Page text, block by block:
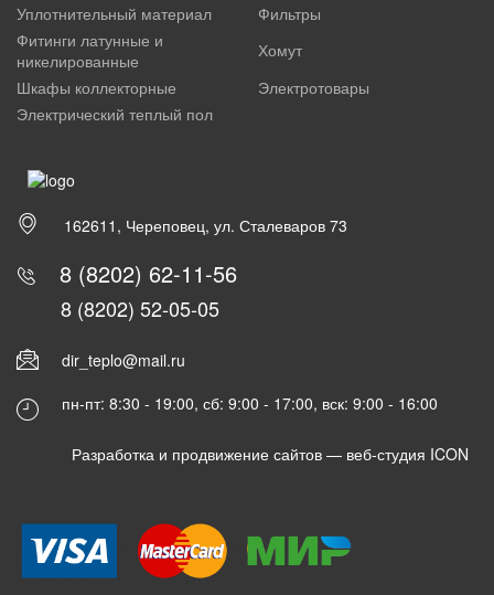
Уплотнительный материал
Фильтры
Фитинги латунные и
никелированные
Хомут
Шкафы коллекторные
Электротовары
Электрический теплый пол
162611, Череповец, ул. Сталеваров 73
8 (8202) 62-11-56
8 (8202) 52-05-05
dir_teplo@mail.ru
пн-пт: 8:30 - 19:00, сб: 9:00 - 17:00, вск: 9:00 - 16:00
Разработка и продвижение сайтов — веб-студия ICON